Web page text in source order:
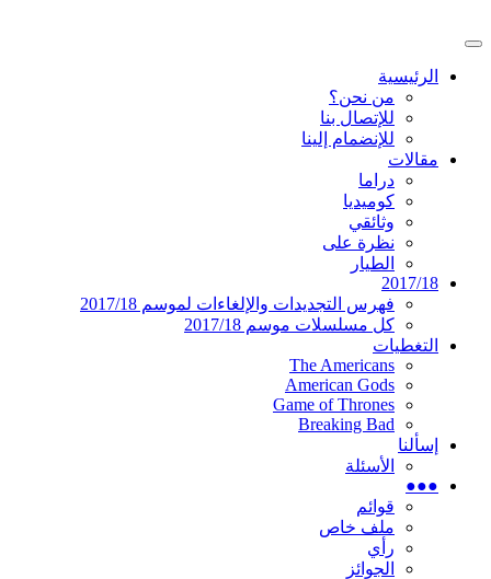
إلى
دليل التلفزيون العربي
موقع عربي متخصص في أخبار ومقالات حول
المسلسلات الأجنبية
القائمة
الرئيسيةالرئيسية
من نحن؟
للإتصال بنا
للإنضمام إلينا
مقالات
دراما
كوميديا
وثائقي
نظرة على
الطيار
2017/18
فهرس التجديدات والإلغاءات لموسم 2017/18
كل مسلسلات موسم 2017/18
التغطيات
The Americans
American Gods
Game of Thrones
Breaking Bad
إسألنا
الأسئلة
●●●
قوائم
ملف خاص
رأي
الجوائز